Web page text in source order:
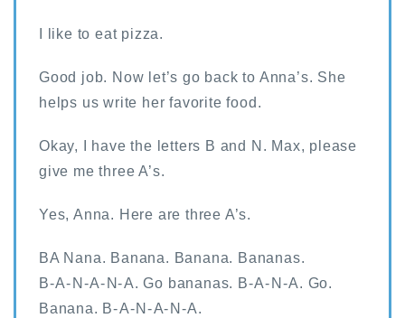
I like to eat pizza.
Good job. Now let’s go back to Anna’s. She
helps us write her favorite food.
Okay, I have the letters B and N. Max, please
give me three A’s.
Yes, Anna. Here are three A’s.
BA Nana. Banana. Banana. Bananas.
B-⁠A-⁠N-⁠A-⁠N-⁠A. Go bananas. B-⁠A-⁠N-⁠A. Go.
Banana. B-⁠A-⁠N-⁠A-⁠N-⁠A.